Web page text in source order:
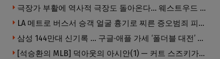
극장가 부활에 역사적 극장도 돌아온다… 웨스트우드 ‘브루인 극장’ 10월 재개장 추진
LA 메트로 버스서 승객 얼굴 흉기로 찌른 증오범죄 피고인, 종신형에 징역 7년 추가 선고
삼성 144만대 신기록 … 구글·애플 가세 ‘폴더블 대전’ 열린다
[석승환의 MLB] 덕아웃의 아시안(1) — 커트 스즈키가 우리에게 묻는 것